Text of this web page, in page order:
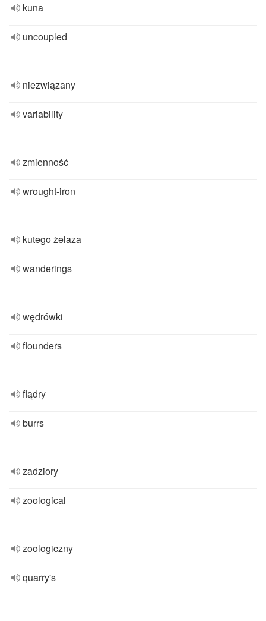
kuna
uncoupled
niezwiązany
variability
zmienność
wrought-iron
kutego żelaza
wanderings
wędrówki
flounders
flądry
burrs
zadziory
zoological
zoologiczny
quarry's